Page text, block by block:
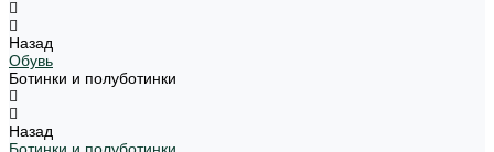
Назад
Обувь
Ботинки и полуботинки
Назад